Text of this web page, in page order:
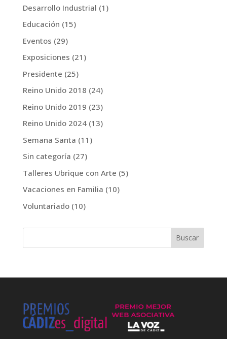
Desarrollo Industrial (1)
Educación (15)
Eventos (29)
Exposiciones (21)
Presidente (25)
Reino Unido 2018 (24)
Reino Unido 2019 (23)
Reino Unido 2024(13)
Semana Santa (11)
Sin categoría (27)
Talleres Ubrique con Arte (5)
Vacaciones en Familia (10)
Voluntariado(10)